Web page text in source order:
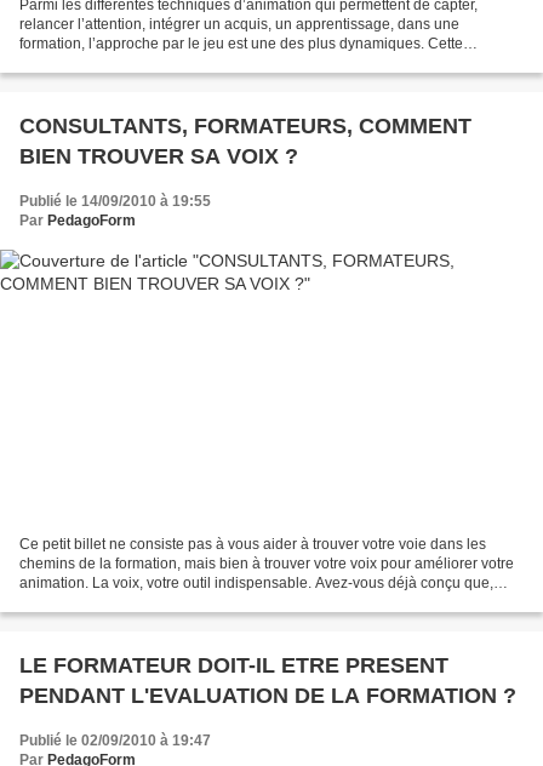
Parmi les différentes techniques d’animation qui permettent de capter,
relancer l’attention, intégrer un acquis, un apprentissage, dans une
formation, l’approche par le jeu est une des plus dynamiques. Cette
CONSULTANTS, FORMATEURS, COMMENT
BIEN TROUVER SA VOIX ?
Publié le 14/09/2010 à 19:55
Par PedagoForm
Ce petit billet ne consiste pas à vous aider à trouver votre voie dans les
chemins de la formation, mais bien à trouver votre voix pour améliorer votre
animation. La voix, votre outil indispensable. Avez-vous déjà conçu que,
LE FORMATEUR DOIT-IL ETRE PRESENT
PENDANT L'EVALUATION DE LA FORMATION ?
Publié le 02/09/2010 à 19:47
Par PedagoForm